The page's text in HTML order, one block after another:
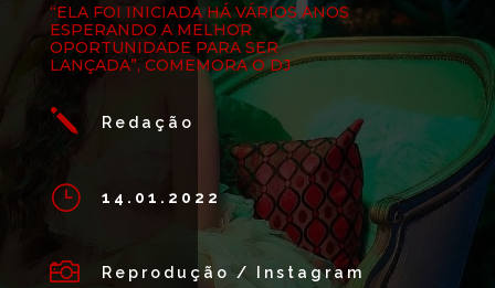
“ELA FOI INICIADA HÁ VÁRIOS ANOS
ESPERANDO A MELHOR
OPORTUNIDADE PARA SER
LANÇADA”, COMEMORA O DJ
j Redação
} 14.01.2022
 Reprodução / Instagram